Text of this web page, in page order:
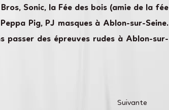
Sonic, la Fée des bois (amie de la fée
Pig, PJ masques à Ablon-sur-Seine.
passer des épreuves rudes à Ablon-sur-
Suivante